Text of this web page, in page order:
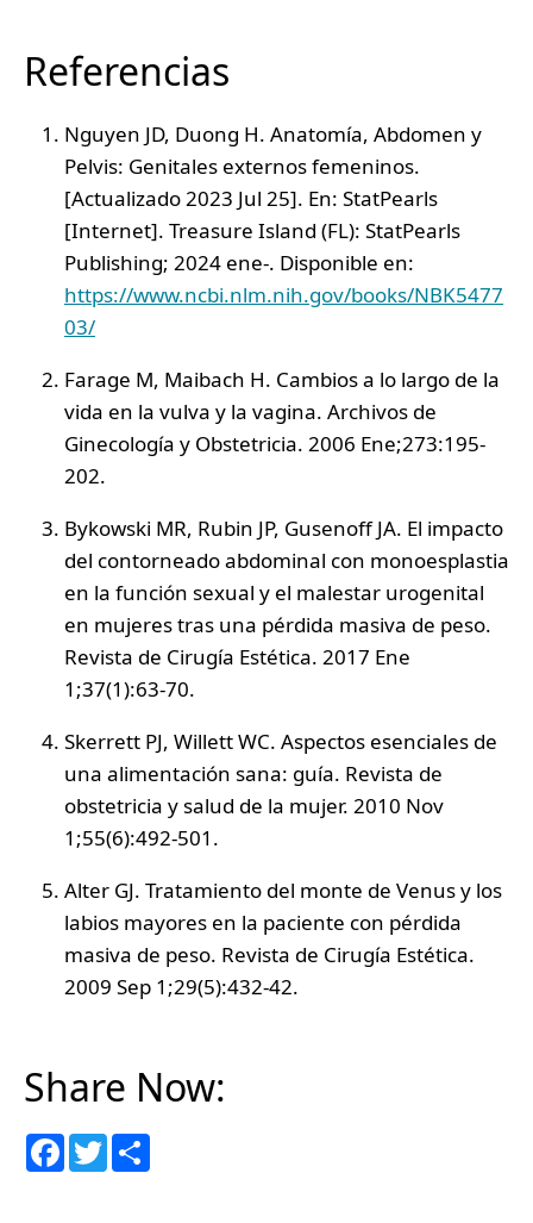
Referencias
Nguyen JD, Duong H. Anatomía, Abdomen y
Pelvis: Genitales externos femeninos.
[Actualizado 2023 Jul 25]. En: StatPearls
[Internet]. Treasure Island (FL): StatPearls
Publishing; 2024 ene-. Disponible en:
https://www.ncbi.nlm.nih.gov/books/NBK5477
03/
Farage M, Maibach H. Cambios a lo largo de la
vida en la vulva y la vagina. Archivos de
Ginecología y Obstetricia. 2006 Ene;273:195-
202.
Bykowski MR, Rubin JP, Gusenoff JA. El impacto
del contorneado abdominal con monoesplastia
en la función sexual y el malestar urogenital
en mujeres tras una pérdida masiva de peso.
Revista de Cirugía Estética. 2017 Ene
1;37(1):63-70.
Skerrett PJ, Willett WC. Aspectos esenciales de
una alimentación sana: guía. Revista de
obstetricia y salud de la mujer. 2010 Nov
1;55(6):492-501.
Alter GJ. Tratamiento del monte de Venus y los
labios mayores en la paciente con pérdida
masiva de peso. Revista de Cirugía Estética.
2009 Sep 1;29(5):432-42.
Share Now:
F
a
c
T
w